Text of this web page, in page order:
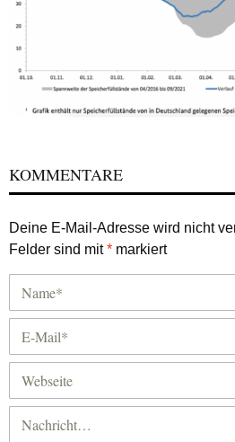
KOMMENTARE
Deine E-Mail-Adresse wird nicht
Felder sind mit* markiert